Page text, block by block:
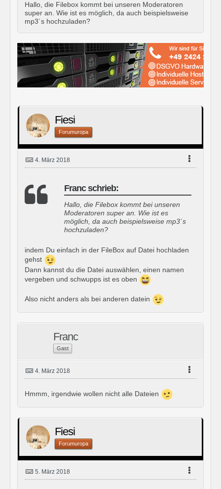
Hallo, die Filebox kommt bei unseren Moderatoren
super an. Wie ist es möglich, da auch beispielsweise
mp3´s hochzuladen?
Fiesi
Forumuropa
4. März 2018
Franc schrieb:
Hallo, die Filebox kommt bei unseren
Moderatoren super an. Wie ist es
möglich, da auch beispielsweise mp3´s
hochzuladen?
indem Du einfach in der FileBox auf Datei hochladen
gehst
Dann kannst du die Datei auswählen, einen namen
vergeben und schwupps ist es oben
Also nicht anders als bei anderen datein
Franc
Gast
4. März 2018
Hmmm, irgendwie wollen nicht alle Dateien
Fiesi
Forumuropa
5. März 2018